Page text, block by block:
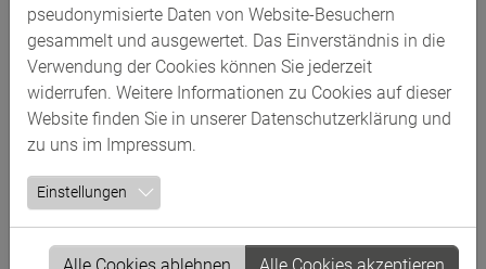
Kurzbeschreibung
Der Arbeitgeberverband Chemie Rheinland ist ein
Zusammenschluss von über 250 Unternehmen der
chemischen Industrie im Rheinland mit zusammen
80.000 Beschäftigten.
Chemie Rheinland vertritt seine Mitgliedsunternehmen in
unterstützt die Personalarbeit der Unternehmen durch
pseudonymisierte Daten von Website-Besuchern
gesammelt und ausgewertet. Das Einverständnis in die
Verwendung der Cookies können Sie jederzeit
widerrufen. Weitere Informationen zu Cookies auf dieser
Website finden Sie in unserer Datenschutzerklärung und
zu uns im Impressum.
Einstellungen